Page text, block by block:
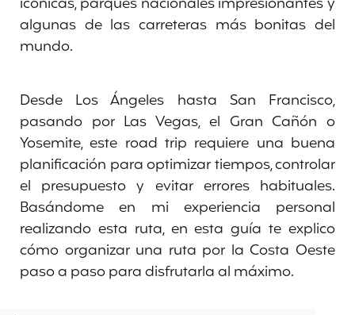
algunas de las carreteras más bonitas del
mundo.
Desde Los Ángeles hasta San Francisco,
pasando por Las Vegas, el Gran Cañón o
Yosemite, este road trip requiere una buena
planificación para optimizar tiempos, controlar
el presupuesto y evitar errores habituales.
Basándome en mi experiencia personal
realizando esta ruta, en esta guía te explico
cómo organizar una ruta por la Costa Oeste
paso a paso para disfrutarla al máximo.